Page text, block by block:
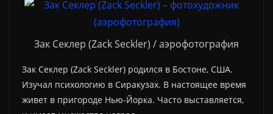
Зак Секлер (Zack Seckler) / аэрофотография
Зак Секлер (Zack Seckler) родился в Бостоне, США.
Изучал психологию в Сиракузах. В настоящее время
живет в пригороде Нью-Йорка. Часто выставляется,